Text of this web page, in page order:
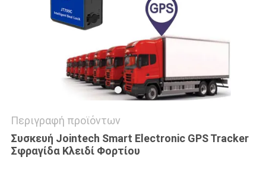
Περιγραφή προϊόντων
Συσκευή Jointech Smart Electronic GPS Tracker
Σφραγίδα Κλειδί Φορτίου